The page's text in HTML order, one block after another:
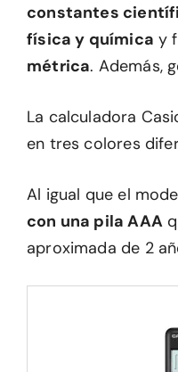
constantes
física y química y
métrica. Además,
La calculadora
en tres colores
Al igual que el
con una pila AAA
aproximada de 2